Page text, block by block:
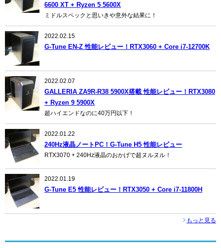
6600 XT + Ryzen 5 5600X
ミドルスペックと思いきや意外な結果に！
2022.02.15
G-Tune EN-Z 性能レビュー！RTX3060 + Core i7-12700K
2022.02.07
GALLERIA ZA9R-R38 5900X搭載 性能レビュー！RTX3080
+ Ryzen 9 5900X
超ハイエンドなのに40万円以下！
2022.01.22
240Hz液晶ノートPC！G-Tune H5 性能レビュー
RTX3070 + 240Hz液晶のおかげで超ヌルヌル！
2022.01.19
G-Tune E5 性能レビュー！RTX3050 + Core i7-11800H
もっと見る